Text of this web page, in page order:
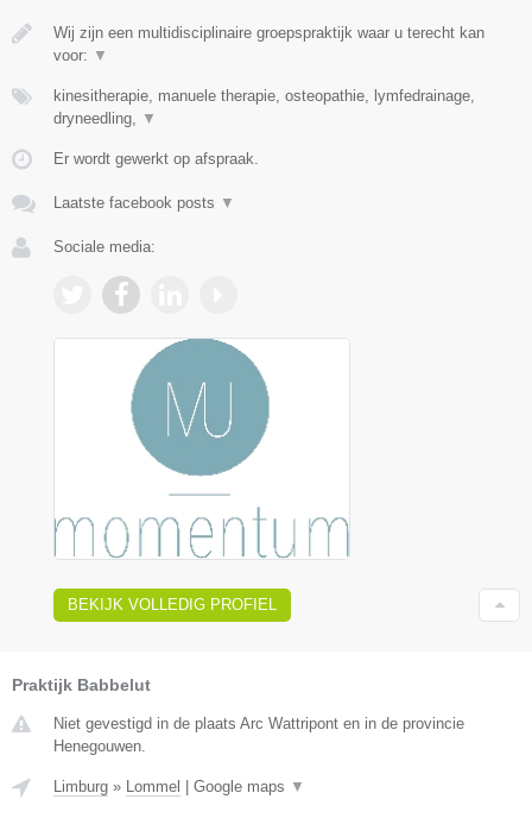
Wij zijn een multidisciplinaire groepspraktijk waar u terecht kan
voor: ▼
kinesitherapie, manuele therapie, osteopathie, lymfedrainage,
dryneedling,
▼
Er wordt gewerkt op afspraak.
Laatste facebook posts ▼
Sociale media:
BEKIJK VOLLEDIG PROFIEL
Praktijk Babbelut
Niet gevestigd in de plaats Arc Wattripont en in de provincie
Henegouwen.
Limburg » Lommel Google maps ▼